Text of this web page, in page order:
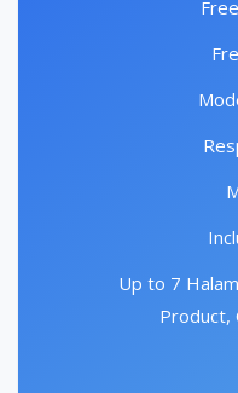
Up to 7
Product,